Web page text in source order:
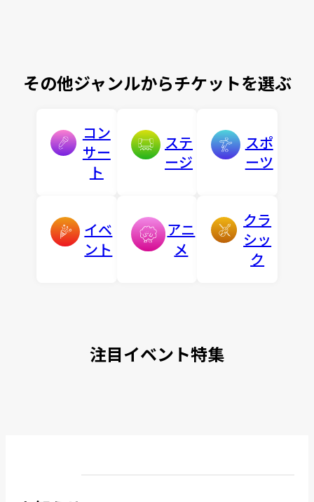
その他ジャンルからチケットを選ぶ
コン
サー
ト
ステ
ージ
スポ
ーツ
イベ
ント
アニ
メ
クラ
シッ
ク
注目イベント特集